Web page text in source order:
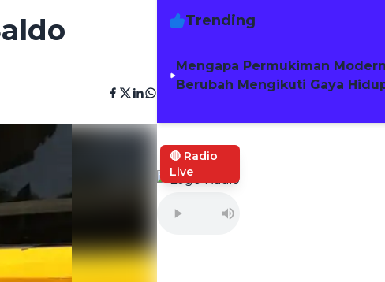
Trending
Mengapa Permukiman
Berubah Mengikuti Gaya
🔴 Radio
Live